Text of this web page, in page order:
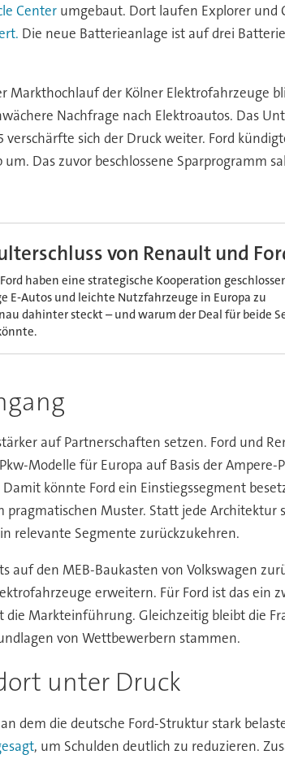
Centerumgebaut. Dort laufen Explorer und
Die neue Batterieanlage ist auf drei
Markthochlauf der Kölner Elektrofahrzeuge
Nachfrage nach Elektroautos. Das
sich der Druck weiter. Ford
Das zuvor beschlossene Sparprogramm
von Renault und
haben eine strategische Kooperation
E‑Autos und leichte Nutzfahrzeuge in Europa zu
dahinter steckt – und warum der Deal für beide
auf Partnerschaften setzen. Ford und
Modelle für Europa auf Basis der
könnte Ford ein Einstiegssegment
pragmatischen Muster. Statt jede
relevante Segmente zurückzukehren.
auf den MEB-Baukasten von Volkswagen
erweitern. Für Ford ist das
Markteinführung. Gleichzeitig bleibt die
von Wettbewerbern stammen.
unter Druck
dem die deutsche Ford-Struktur stark
, um Schulden deutlich zu reduzieren.